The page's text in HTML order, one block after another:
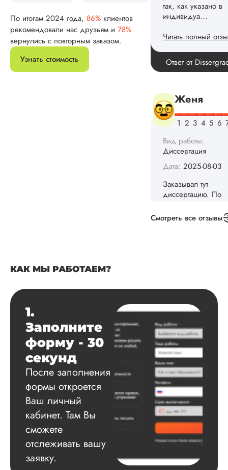
По итогам 2024 года, 86% клиентов
рекомендовали нас друзьям и 78%
вернулись с повторным заказом.
Узнать стоимость
Дата:2025-08-03
диссертацию. По
конечно, для меня
внушительно, но
самостоятельно.
Понравилось то,
менеджер
держал меня в
о статусе заказа.
Структура
исследования
выполнена в...
Читать полный
Данила
Дата:2025-03-15
Автору огромное
сам подобрал
литературу,
оформил и провел
подробное
экспериментов,
которые сам же и
провел. Спасибо
содействие, буду и
дальше заказывать
работы здесь.
Вика
Смотреть все отзывы
КАК МЫ РАБОТАЕМ?
1.
Заполните
форму - 30
секунд
После заполнения
формы откроется
Ваш личный
кабинет. Там Вы
сможете
отслеживать вашу
заявку.